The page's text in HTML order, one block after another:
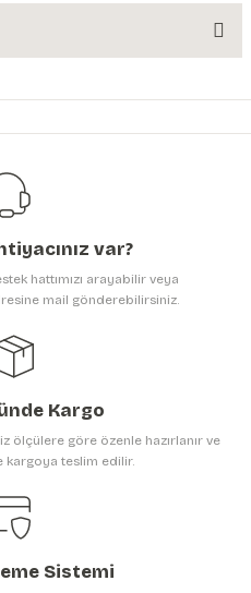
kullanarak tarafımıza
var?
hattımızı arayabilir veya
mail gönderebilirsiniz.
Kargo
ölçülere göre özenle hazırlanır ve
kargoya teslim edilir.
Sistemi